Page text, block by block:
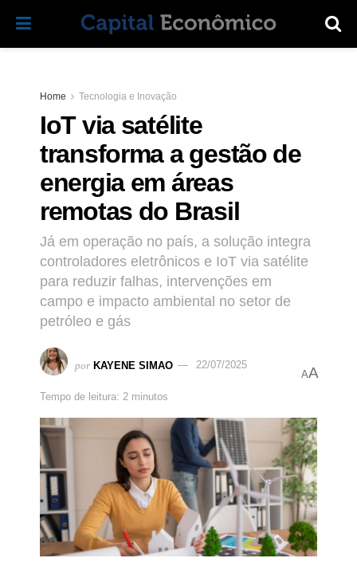
Home Tecnologia e Inovação
IoT via satélite
transforma a gestão de
energia em áreas
remotas do Brasil
Já em operação no país, a solução integra
controladores eletrônicos e IoT via satélite
para reduzir falhas, intervenções em
campo e impacto ambiental no setor de
petróleo e gás
por KAYENE SIMAO 22/07/2025
Tempo de leitura: 2 minutos
AA